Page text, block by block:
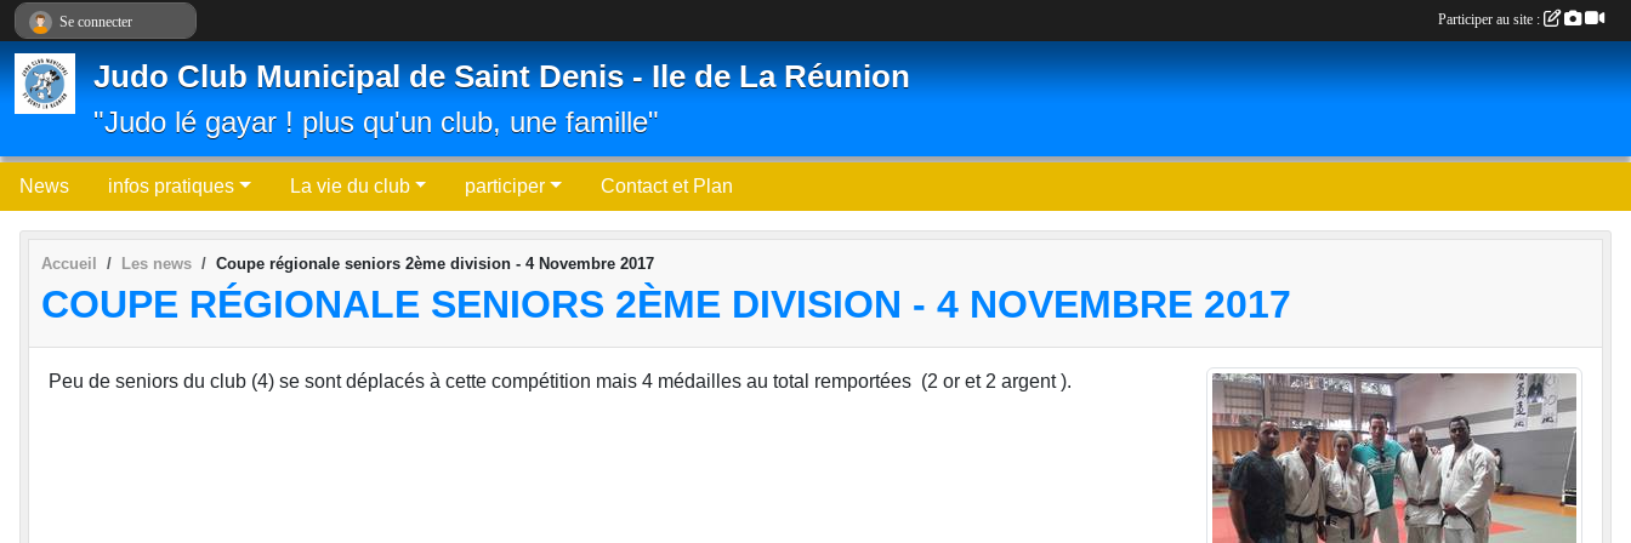
Judo Club Municipal de Saint Denis - Ile de La Réunion
"Judo lé gayar ! plus qu'un club, une famille"
News infos pratiques La vie du club participer Contact et Plan
Accueil Les news Coupe régionale seniors 2ème division - 4 Novembre 2017
COUPE RÉGIONALE SENIORS 2ÈME DIVISION - 4 NOVEMBRE 2017
Peu de seniors du club (4) se sont déplacés à cette compétition mais 4 médailles au total remportées (2 or et 2 argent ).
Se connecter Participer au site :
Panneau de gestion des cookies